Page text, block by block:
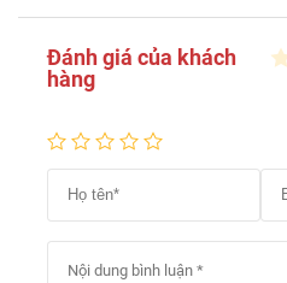
Đánh giá của khách
hàng